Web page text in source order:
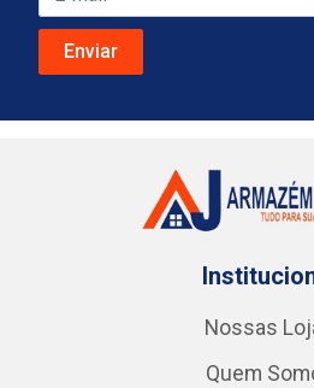
Nossas
Quem